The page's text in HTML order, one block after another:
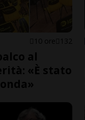
10 ore 132
al
«È stato